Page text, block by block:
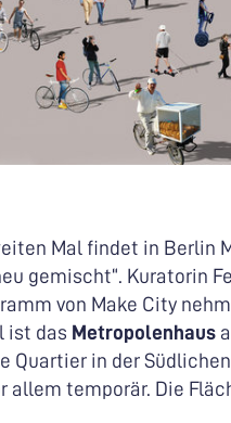
Mal findet in Berlin
gemischt“. Kuratorin
von Make City
ist das Metropolenhaus
Quartier in der
allem temporär. Die